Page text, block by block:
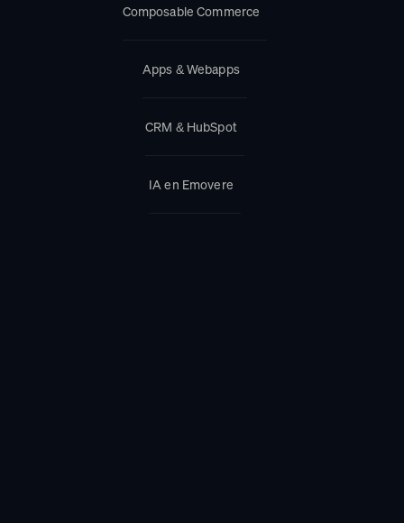
Composable Commerce
Apps & Webapps
CRM & HubSpot
IA en Emovere